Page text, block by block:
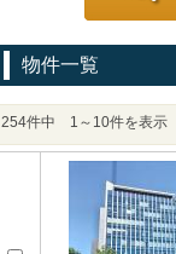
物件一覧
254件中 1～10件を表示